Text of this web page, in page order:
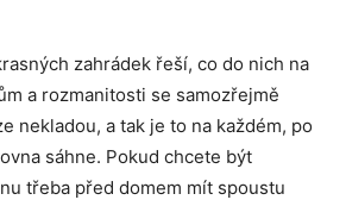
zahrádek řeší, co do nich na
a rozmanitosti se samozřejmě
nekladou, a tak je to na každém, po
sáhne. Pokud chcete být
třeba před domem mít spoustu